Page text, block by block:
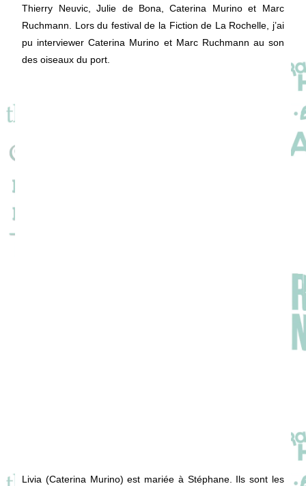
Thierry Neuvic, Julie de Bona, Caterina Murino et Marc
Ruchmann. Lors du festival de la Fiction de La Rochelle, j’ai
pu interviewer Caterina Murino et Marc Ruchmann au son
des oiseaux du port.
Livia (Caterina Murino) est mariée à Stéphane. Ils sont les